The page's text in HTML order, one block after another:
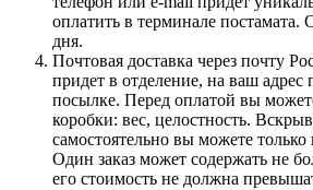
оплатить в терминале
дня.
Почтовая доставка через почту
придет в отделение, на ваш адрес
посылке. Перед оплатой вы
коробки: вес, целостность.
самостоятельно вы можете только
Один заказ может содержать не
его стоимость не должна